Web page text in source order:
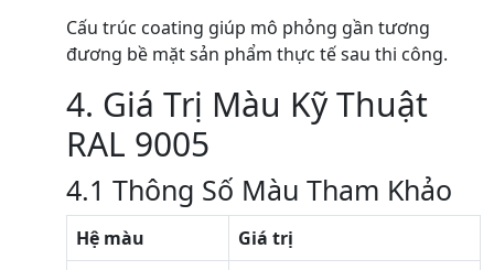
Cấu trúc coating giúp mô phỏng gần tương
đương bề mặt sản phẩm thực tế sau thi công.
4. Giá Trị Màu Kỹ Thuật
RAL 9005
4.1 Thông Số Màu Tham Khảo
Hệ màu
Giá trị